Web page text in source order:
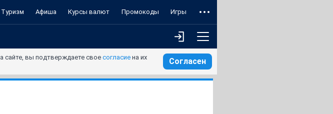
Туризм Афиша Курсы валют Промокоды Игры
сайте, вы подтверждаете своесогласие на их
Согласен